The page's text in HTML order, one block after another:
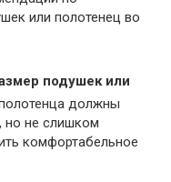
или полотенец во
подушек или
должны
но не слишком
комфортабельное